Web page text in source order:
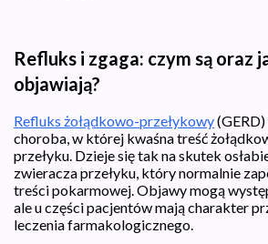
Refluks i zgaga: czym są oraz
objawiają?
Refluks żołądkowo-przełykowy
choroba, w której kwaśna treść
przełyku. Dzieje się tak na skutek
zwieracza przełyku, który normalnie
treści pokarmowej. Objawy mogą
ale u części pacjentów mają charakter
leczenia farmakologicznego.